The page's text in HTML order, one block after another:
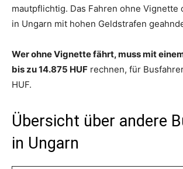
mautpflichtig. Das Fahren ohne Vignette
in Ungarn mit hohen Geldstrafen
Wer ohne Vignette fährt, muss mit
bis zu 14.875 HUF rechnen, für
HUF.
Übersicht über andere
in Ungarn